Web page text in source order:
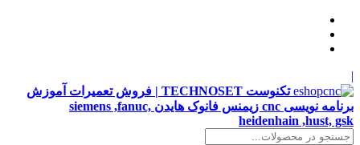
|
تکنوست TECHNOSET | فروش تعمیرات آموزش
برنامه نویسی cnc زیمنس فانوک هایدن siemens ,fanuc,
heidenhain ,hust, gsk